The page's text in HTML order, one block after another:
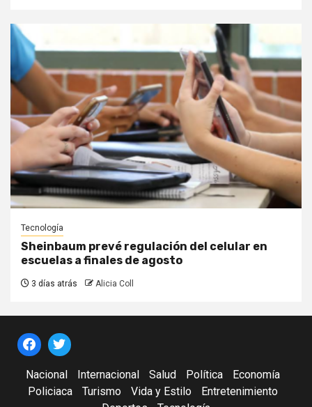
Tecnología
Sheinbaum prevé regulación del celular en
escuelas a finales de agosto
3 días atrás Alicia Coll
Nacional Internacional Salud Política
Economía
Policiaca
Turismo Vida y Estilo
Entretenimiento